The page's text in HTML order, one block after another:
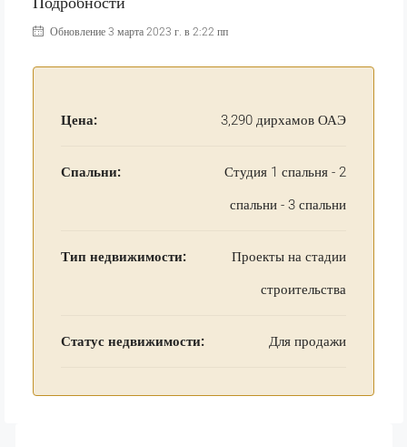
Обновление 3 марта 2023 г. в 2:22 пп
Цена: 3,290 дирхамов ОАЭ
Спальни:
Студия 1 спальня - 2
спальни - 3 спальни
Тип недвижимости:
Проекты на стадии
строительства
Статус недвижимости: Для продажи